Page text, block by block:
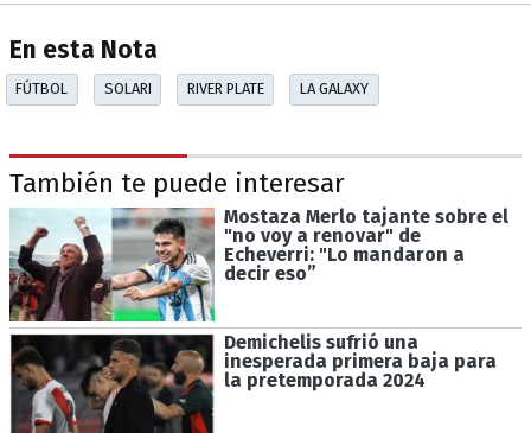
En esta Nota
FÚTBOL SOLARI RIVER PLATE LA GALAXY
También te puede interesar
Mostaza Merlo tajante sobre el
"no voy a renovar" de
Echeverri: "Lo mandaron a
decir eso”
Demichelis sufrió una
inesperada primera baja para
la pretemporada 2024